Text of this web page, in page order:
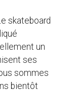
skateboard
un
ses
sommes
bientôt